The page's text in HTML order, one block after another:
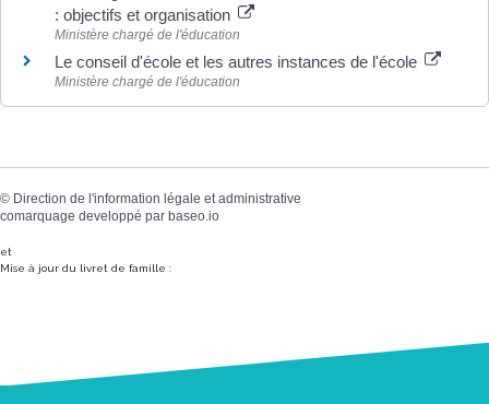
: objectifs et organisation
Ministère chargé de l'éducation
Le conseil d'école et les autres instances de l'école
Ministère chargé de l'éducation
© Direction de l'information légale et administrative
comarquage developpé par baseo.io
et
Mise à jour du livret de famille :